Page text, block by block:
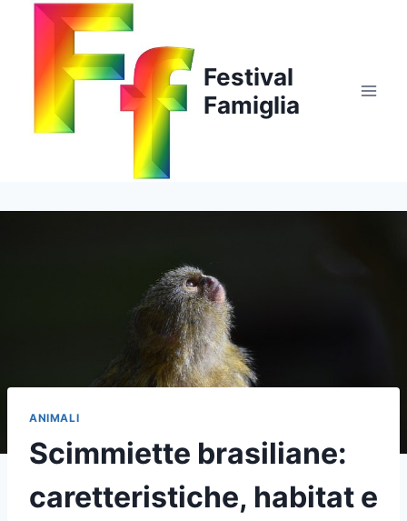
Salta
contenuto
Festival
Famiglia
ANIMALI
Scimmiette brasiliane:
caretteristiche, habitat e